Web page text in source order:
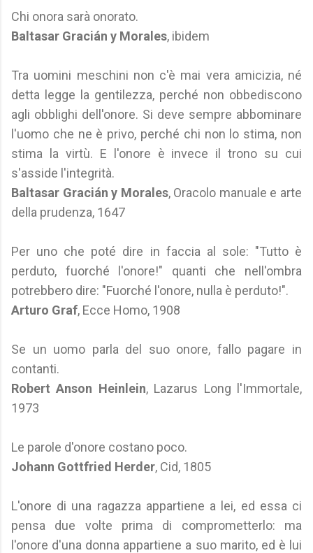
Chi onora sarà onorato.
Baltasar Gracián y Morales, ibidem
Tra uomini meschini non c'è mai vera amicizia, né
detta legge la gentilezza, perché non obbediscono
agli obblighi dell'onore. Si deve sempre abbominare
l'uomo che ne è privo, perché chi non lo stima, non
stima la virtù. E l'onore è invece il trono su cui
s'asside l'integrità.
Baltasar Gracián y Morales, Oracolo manuale e arte
della prudenza, 1647
Per uno che poté dire in faccia al sole: "Tutto è
perduto, fuorché l'onore!" quanti che nell'ombra
potrebbero dire: "Fuorché l'onore, nulla è perduto!".
Arturo Graf, Ecce Homo, 1908
Se un uomo parla del suo onore, fallo pagare in
contanti.
Robert Anson Heinlein, Lazarus Long l'Immortale,
1973
Le parole d'onore costano poco.
Johann Gottfried Herder, Cid, 1805
L'onore di una ragazza appartiene a lei, ed essa ci
pensa due volte prima di comprometterlo: ma
l'onore d'una donna appartiene a suo marito, ed è lui